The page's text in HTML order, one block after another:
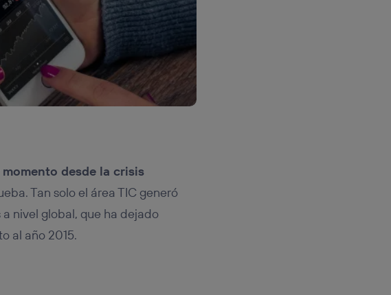
desde la crisis
Tan solo el área TIC generó
nivel global, que ha dejado
al año 2015.